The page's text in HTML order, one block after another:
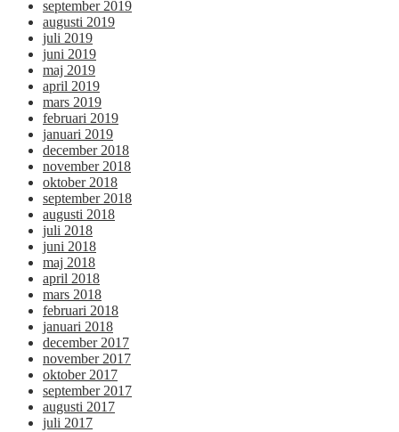
september 2019
augusti 2019
juli 2019
juni 2019
maj 2019
april 2019
mars 2019
februari 2019
januari 2019
december 2018
november 2018
oktober 2018
september 2018
augusti 2018
juli 2018
juni 2018
maj 2018
april 2018
mars 2018
februari 2018
januari 2018
december 2017
november 2017
oktober 2017
september 2017
augusti 2017
juli 2017